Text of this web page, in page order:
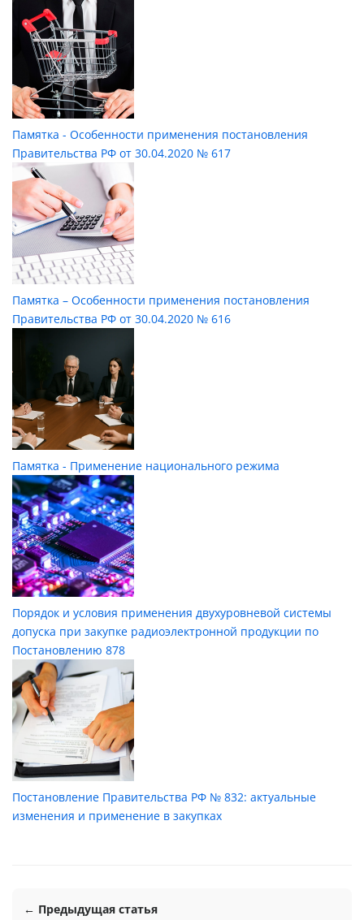
Памятка - Особенности применения постановления
Правительства РФ от 30.04.2020 № 617
Памятка – Особенности применения постановления
Правительства РФ от 30.04.2020 № 616
Памятка - Применение национального режима
Порядок и условия применения двухуровневой системы
допуска при закупке радиоэлектронной продукции по
Постановлению 878
Постановление Правительства РФ № 832: актуальные
изменения и применение в закупках
← Предыдущая статья